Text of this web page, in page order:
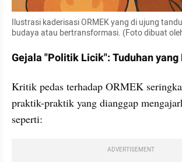
Ilustrasi kaderisasi ORMEK yang di ujung
budaya atau bertransformasi. (Foto dibuat
Gejala "Politik Licik": Tuduhan
Kritik pedas terhadap ORMEK
praktik-praktik yang dianggap
seperti:
ADVERTISEMENT